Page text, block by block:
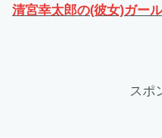
清宮幸太郎の(彼女)ガー
スポ